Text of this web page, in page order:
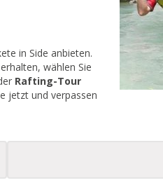
in Side anbieten.
wählen Sie
Rafting-Tour
jetzt und verpassen